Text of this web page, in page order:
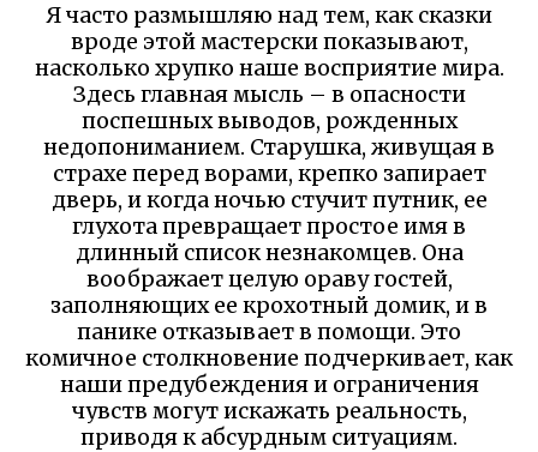
Я часто размышляю над тем, как сказки
вроде этой мастерски показывают,
насколько хрупко наше восприятие мира.
Здесь главная мысль – в опасности
поспешных выводов, рожденных
недопониманием. Старушка, живущая в
страхе перед ворами, крепко запирает
дверь, и когда ночью стучит путник, ее
глухота превращает простое имя в
длинный список незнакомцев. Она
воображает целую ораву гостей,
заполняющих ее крохотный домик, и в
панике отказывает в помощи. Это
комичное столкновение подчеркивает, как
наши предубеждения и ограничения
чувств могут искажать реальность,
приводя к абсурдным ситуациям.